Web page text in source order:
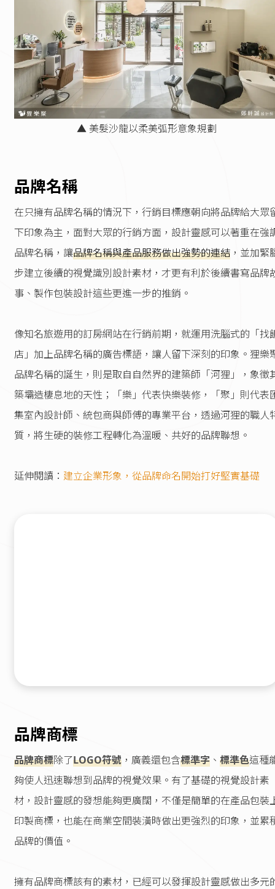
▲ 美髮沙龍以柔美弧形意象規劃
品牌名稱
在只擁有品牌名稱的情況下，行銷目標應朝向將品牌給大眾
下印象為主，面對大眾的行銷方面，設計靈感可以著重在強
品牌名稱，讓品牌名稱與產品服務做出強勢的連結 ，並加緊
步建立後續的視覺識別設計素材，才更有利於後續書寫品牌
事、製作包裝設計這些更進一步的推銷。
像知名旅遊用的訂房網站在行銷前期，就運用洗腦式的「找
店」加上品牌名稱的廣告標語，讓人留下深刻的印象。狸樂
品牌名稱的誕生，則是取自自然界的建築師「河狸」，象徵
築壩造棲息地的天性；「樂」代表快樂裝修，「聚」則代表
集室內設計師、統包商與師傅的專業平台，透過河狸的職人
質，將生硬的裝修工程轉化為溫暖、共好的品牌聯想。
延伸閱讀： 建立企業形象，從品牌命名開始打好堅實基礎
品牌商標
品牌商標除了LOGO符號 ，廣義還包含標準字 、 標準色這種
夠使人迅速聯想到品牌的視覺效果。有了基礎的視覺設計素
材，設計靈感的發想能夠更廣闊，不僅是簡單的在產品包裝
印製商標，也能在商業空間裝潢時做出更強烈的印象，並累
品牌的價值。
擁有品牌商標該有的素材，已經可以發揮設計靈感做出多元